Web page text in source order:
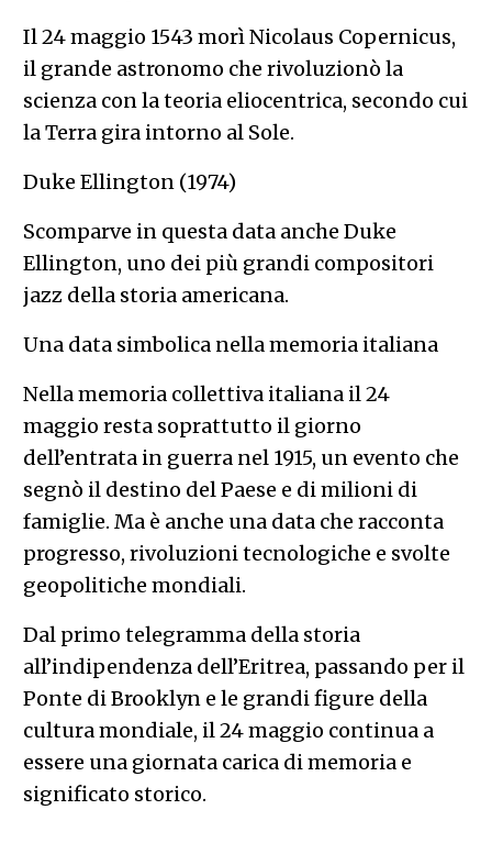
Il 24 maggio 1543 morì Nicolaus Copernicus,
il grande astronomo che rivoluzionò la
scienza con la teoria eliocentrica, secondo cui
la Terra gira intorno al Sole.
Duke Ellington (1974)
Scomparve in questa data anche Duke
Ellington, uno dei più grandi compositori
jazz della storia americana.
Una data simbolica nella memoria italiana
Nella memoria collettiva italiana il 24
maggio resta soprattutto il giorno
dell’entrata in guerra nel 1915, un evento che
segnò il destino del Paese e di milioni di
famiglie. Ma è anche una data che racconta
progresso, rivoluzioni tecnologiche e svolte
geopolitiche mondiali.
Dal primo telegramma della storia
all’indipendenza dell’Eritrea, passando per il
Ponte di Brooklyn e le grandi figure della
cultura mondiale, il 24 maggio continua a
essere una giornata carica di memoria e
significato storico.